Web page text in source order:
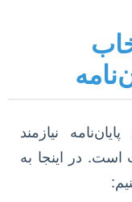
نیازمند
در اینجا به